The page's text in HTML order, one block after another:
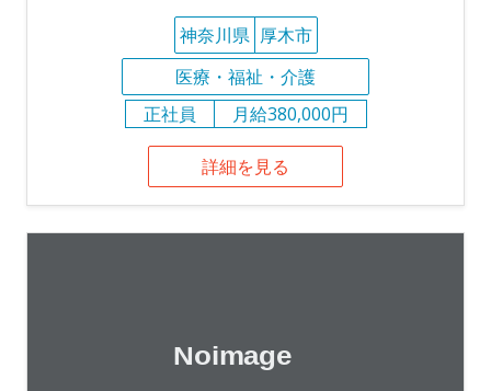
神奈川県 厚木市
医療・福祉・介護
正社員
月給380,000円
詳細を見る